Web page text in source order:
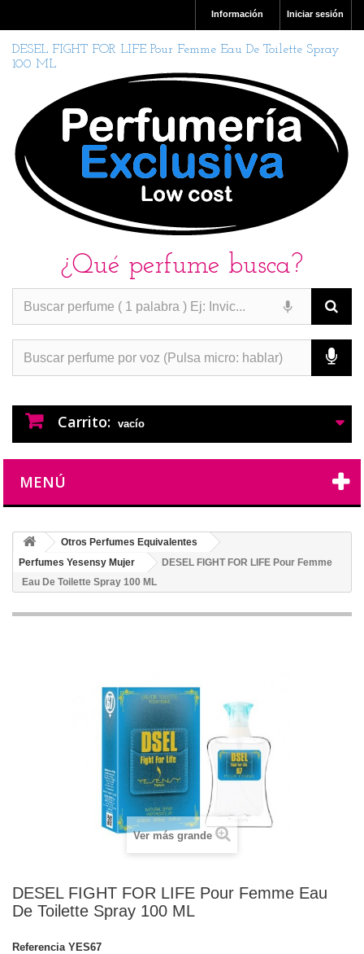
Iniciar sesión
Información
DESEL FIGHT FOR LIFE Pour Femme Eau De Toilette Spray
100 ML
¿Qué perfume busca?
Carrito: vacío
MENÚ
Otros Perfumes Equivalentes
Perfumes Yesensy Mujer
DESEL FIGHT FOR LIFE Pour Femme
Eau De Toilette Spray 100 ML
Ver más grande
DESEL FIGHT FOR LIFE Pour Femme Eau
De Toilette Spray 100 ML
Referencia YES67